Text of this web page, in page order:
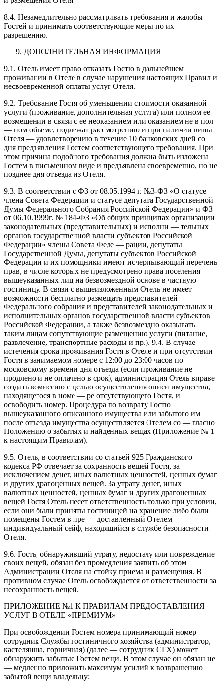
8.4. Незамедлительно рассматривать требования и жалобы
Гостей и принимать соответствующие меры по их
разрешению.
ДОПОЛНИТЕЛЬНАЯ ИНФОРМАЦИЯ
9.1. Отель имеет право отказать Гостю в дальнейшем
проживании в Отеле в случае нарушения настоящих Правил и
несвоевременной оплаты услуг Отеля.
9.2. Требование Гостя об уменьшении стоимости оказанной
услуги (проживание, дополнительная услуга) или полном ее
возмещении в связи с ее неоказанием или оказанием не в пол
— ном объеме, подлежат рассмотрению и при наличии вины
Отеля — удовлетворению в течение 10 банковских дней со
дня предъявления Гостем соответствующего требования. При
этом причина подобного требования должна быть изложена
Гостем в письменном виде и предъявлена своевременно, но не
позднее дня отъезда из Отеля.
9.3. В соответствии с ФЗ от 08.05.1994 г. №3-ФЗ «О статусе
члена Совета Федерации и статусе депутата Государственной
Думы Федерального Собрания Российской Федерации» и ФЗ
от 06.10.1999г. № 184-ФЗ «Об общих принципах организации
законодательных (представительных) и исполни — тельных
органов государственной власти субъектов Российской
Федерации» члены Совета Феде — рации, депутаты
Государственной Думы, депутаты субъектов Российской
Федерации и их помощники имеют исчерпывающий перечень
прав, в числе которых не предусмотрено права поселения
вышеуказанных лиц на безвозмездной основе в частную
гостиницу. В связи с вышеизложенным Отель не имеет
возможности бесплатно размещать представителей
Федерального собрания и представителей законодательных и
исполнительных органов государственной власти субъектов
Российской Федерации, а также безвозмездно оказывать
таким лицам сопутствующие размещению услуги (питание,
развлечение, транспортные расходы и пр.). 9.4. В случае
истечения срока проживания Гостя в Отеле и при отсутствии
Гостя в занимаемом номере с 12:00 до 23:00 часов по
московскому времени дня отъезда (если проживание не
продлено и не оплачено в срок), администрация Отель вправе
создать комиссию с целью осуществления описи имущества,
находящегося в номе — ре отсутствующего Гостя, и
освободить номер. Процедура по возврату Гостю
вышеуказанного описанного имущества или забытого им
после отъезда имущества осуществляется Отелем со — гласно
Положению о забытых и найденных вещах (Приложение № 1
к настоящим Правилам).
9.5. Отель, в соответствии со статьей 925 Гражданского
кодекса РФ отвечает за сохранность вещей Гостя, за
исключением денег, иных валютных ценностей, ценных бумаг
и других драгоценных вещей. За утрату денег, иных
валютных ценностей, ценных бумаг и других драгоценных
вещей Гостя Отель несет ответственность только при условии,
если они были приняты гостиницей на хранение либо были
помещены Гостем в пре — доставленный Отелем
индивидуальный сейф, находящийся в службе безопасности
Отеля.
9.6. Гость, обнаруживший утрату, недостачу или повреждение
своих вещей, обязан без промедления заявить об этом
Администрации Отеля на стойку приема и размещения. В
противном случае Отель освобождается от ответственности за
несохранность вещей.
ПРИЛОЖЕНИЕ №1 К ПРАВИЛАМ ПРЕДОСТАВЛЕНИЯ
УСЛУГ В ОТЕЛЕ «ПРЕМИУМ»
При освобождении Гостем номера принимающий номер
сотрудник Службы гостиничного хозяйства (администратор,
кастелянша, горничная) (далее — сотрудник СГХ) может
обнаружить забытые Гостем вещи. В этом случае он обязан не
— медленно приложить максимум усилий к возвращению
забытой вещи владельцу: